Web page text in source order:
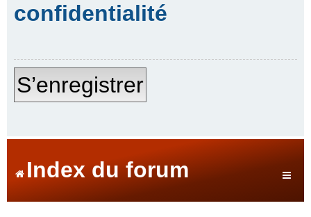
confidentialité
S’enregistrer
Index du forum